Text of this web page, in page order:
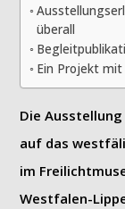
überall
Ein Projekt
Die
auf das
im
Westfalen-